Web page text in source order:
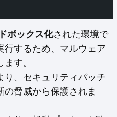
ボックス化された環境で
行するため、マルウェア
す。
り、セキュリティパッチ
の脅威から保護されま